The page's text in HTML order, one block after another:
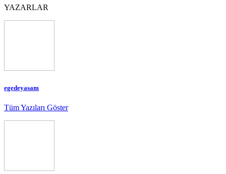
YAZARLAR
egedeyasam
Tüm Yazıları Göster